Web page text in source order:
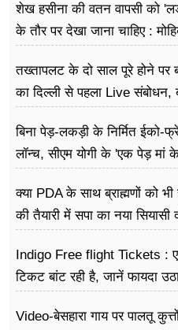
शेख हसीना की वतन वापसी को
के तौर पर देखा जाना चाहिए :
तख्तापलट के दो साल पूरे होने पर
का दिल्ली से पहला Live संबोधन,
बिना पेड़-लकड़ी के निर्मित ईको-
लॉन्च, सीएम योगी के 'एक पेड़ मां
क्या PDA के साथ ब्राह्मणों को
की तैयारी में सपा का नया सियासी
Indigo Free flight Tickets :
टिकट बांट रही है, जानें फायदा
Video-बेसहारा गाय पर पालतू